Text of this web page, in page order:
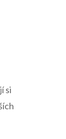
⁣si